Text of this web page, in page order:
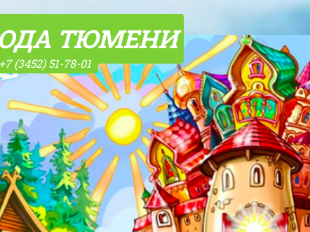
ТЮМЕНИ
(3452) 51-78-01